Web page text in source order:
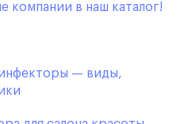
компании в наш каталог!
— виды,